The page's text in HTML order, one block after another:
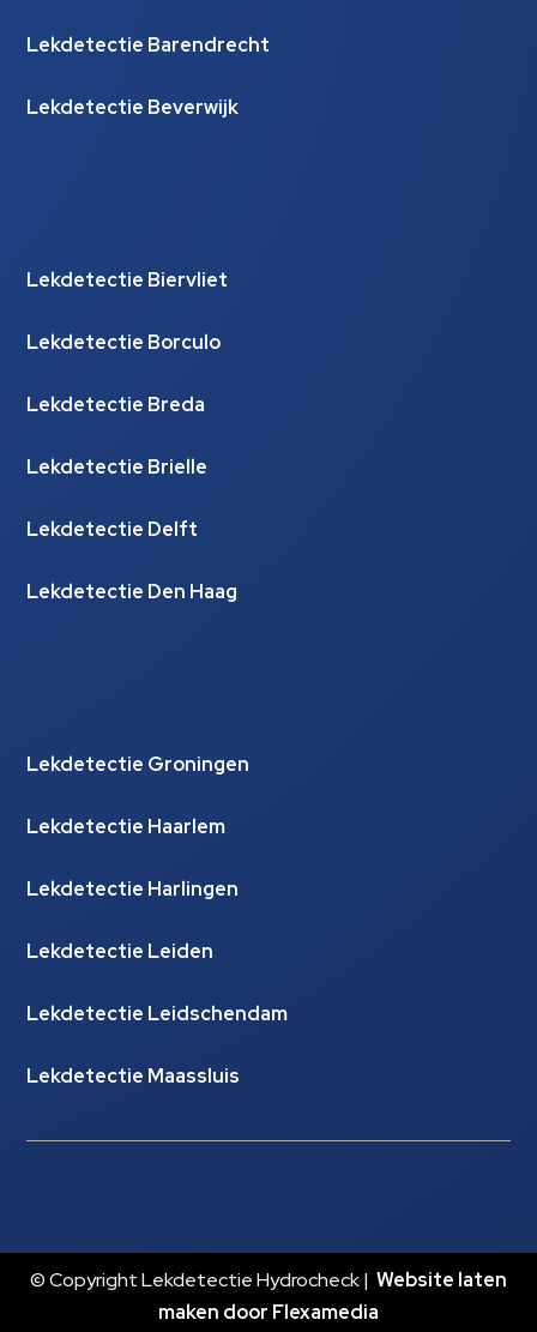
Lekdetectie Barendrecht
Lekdetectie Beverwijk
Lekdetectie Biervliet
Lekdetectie Borculo
Lekdetectie Breda
Lekdetectie Brielle
Lekdetectie Delft
Lekdetectie Den Haag
Lekdetectie Groningen
Lekdetectie Haarlem
Lekdetectie Harlingen
Lekdetectie Leiden
Lekdetectie Leidschendam
Lekdetectie Maassluis
© Copyright Lekdetectie Hydrocheck | Website laten
maken door Flexamedia